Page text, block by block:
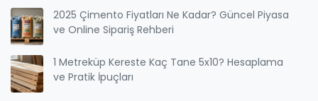
2025 Çimento Fiyatları Ne Kadar? Güncel Piyasa
ve Online Sipariş Rehberi
1 Metreküp Kereste Kaç Tane 5x10? Hesaplama
ve Pratik İpuçları